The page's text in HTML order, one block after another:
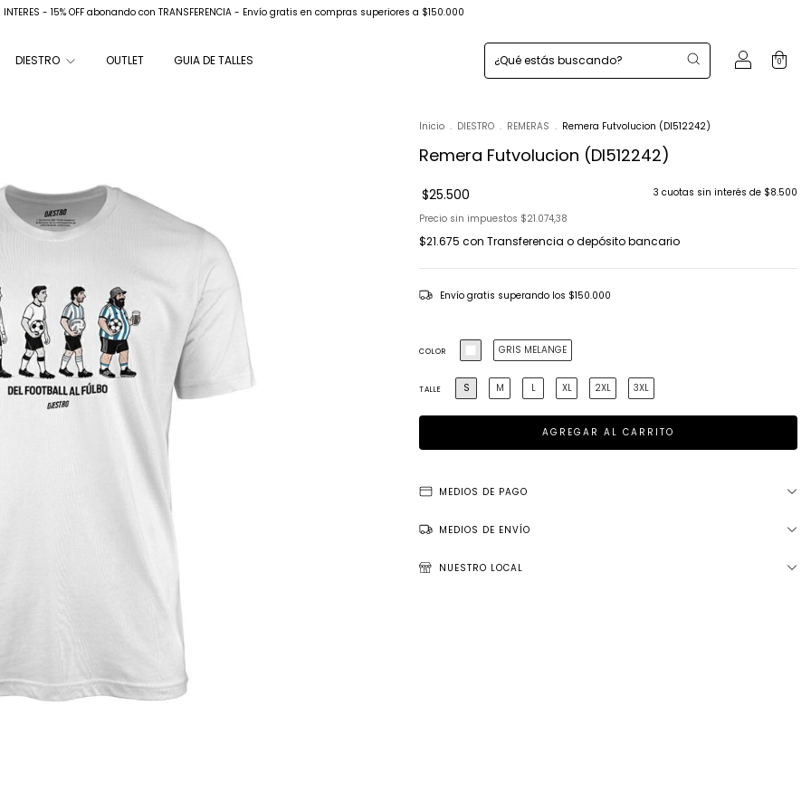
- 15% OFF abonando con TRANSFERENCIA - Envío gratis en compras superiores a $150.000
DIESTRO OUTLET GUIA DE TALLES 0
Inicio . DIESTRO . REMERAS . Remera Futvolucion (DI512242)
Remera Futvolucion (DI512242)
$25.500 3 cuotas sin interés de $8.500
Precio sin impuestos $21.074,38
$21.675 con Transferencia o depósito bancario
Envío gratis superando los $150.000
COLOR GRIS MELANGE
TALLE S M L XL 2XL 3XL
MEDIOS DE PAGO
MEDIOS DE ENVÍO
NUESTRO LOCAL